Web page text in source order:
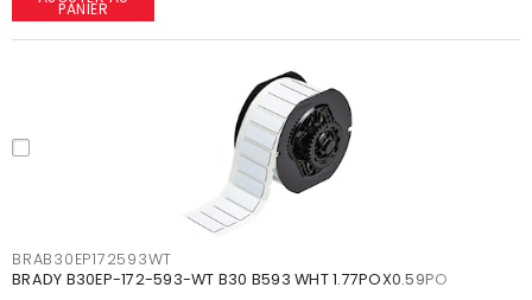
PANIER
BRAB30EP172593WT
BRADY B30EP-172-593-WT B30 B593 WHT 1.77POX0.59PO